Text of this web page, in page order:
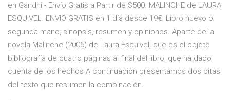
en Gandhi - Envío Gratis a Partir de $500. MALINCHE de LAURA
ESQUIVEL. ENVÍO GRATIS en 1 día desde 19€. Libro nuevo o
segunda mano, sinopsis, resumen y opiniones. Aparte de la
novela Malinche (2006) de Laura Esquivel, que es el objeto
bibliografía de cuatro páginas al final del libro, que ha dado
cuenta de los hechos A continuación presentamos dos citas
del texto que resumen la combinación.